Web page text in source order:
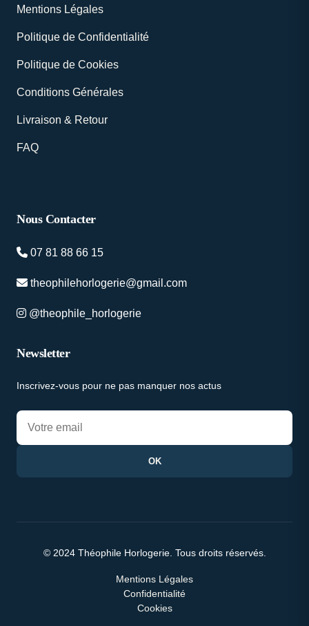
Mentions Légales
Politique de Confidentialité
Politique de Cookies
Conditions Générales
Livraison & Retour
FAQ
Nous Contacter
07 81 88 66 15
theophilehorlogerie@gmail.com
@theophile_horlogerie
Newsletter
Inscrivez-vous pour ne pas manquer nos actus
OK
© 2024 Théophile Horlogerie. Tous droits réservés.
Mentions Légales
Confidentialité
Cookies